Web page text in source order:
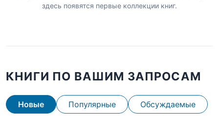
здесь появятся первые коллекции книг.
КНИГИ ПО ВАШИМ ЗАПРОСАМ
Новые Популярные Обсуждаемые